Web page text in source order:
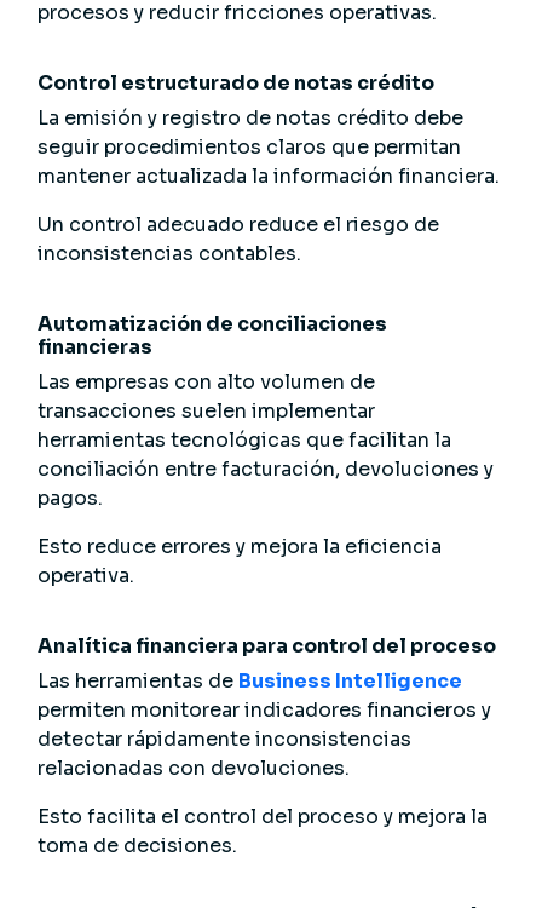
procesos y reducir fricciones operativas.
Control estructurado de notas crédito
La emisión y registro de notas crédito debe
seguir procedimientos claros que permitan
mantener actualizada la información financiera.
Un control adecuado reduce el riesgo de
inconsistencias contables.
Automatización de conciliaciones
financieras
Las empresas con alto volumen de
transacciones suelen implementar
herramientas tecnológicas que facilitan la
conciliación entre facturación, devoluciones y
pagos.
Esto reduce errores y mejora la eficiencia
operativa.
Analítica financiera para control del proceso
Las herramientas de Business Intelligence
permiten monitorear indicadores financieros y
detectar rápidamente inconsistencias
relacionadas con devoluciones.
Esto facilita el control del proceso y mejora la
toma de decisiones.